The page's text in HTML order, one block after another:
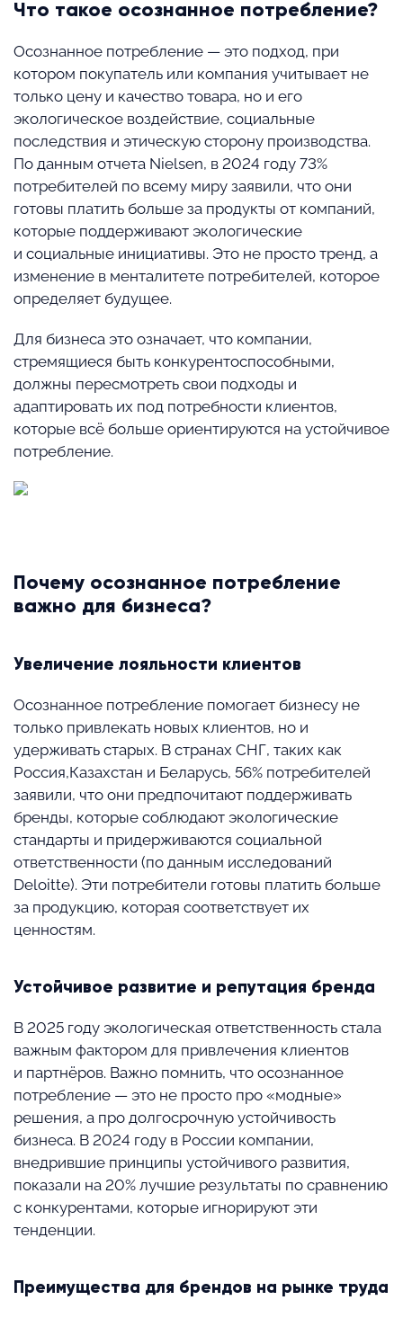
Что такое осознанное потребление?
Осознанное потребление — это подход, при
котором покупатель или компания учитывает не
только цену и качество товара, но и его
экологическое воздействие, социальные
последствия и этическую сторону производства.
По данным отчета Nielsen, в 2024 году 73%
потребителей по всему миру заявили, что они
готовы платить больше за продукты от компаний,
которые поддерживают экологические
и социальные инициативы. Это не просто тренд, а
изменение в менталитете потребителей, которое
определяет будущее.
Для бизнеса это означает, что компании,
стремящиеся быть конкурентоспособными,
должны пересмотреть свои подходы и
адаптировать их под потребности клиентов,
которые всё больше ориентируются на устойчивое
потребление.
Почему осознанное потребление
важно для бизнеса?
Увеличение лояльности клиентов
Осознанное потребление помогает бизнесу не
только привлекать новых клиентов, но и
удерживать старых. В странах СНГ, таких как
Россия,Казахстан и Беларусь, 56% потребителей
заявили, что они предпочитают поддерживать
бренды, которые соблюдают экологические
стандарты и придерживаются социальной
ответственности (по данным исследований
Deloitte). Эти потребители готовы платить больше
за продукцию, которая соответствует их
ценностям.
Устойчивое развитие и репутация бренда
В 2025 году экологическая ответственность стала
важным фактором для привлечения клиентов
и партнёров. Важно помнить, что осознанное
потребление — это не просто про «модные»
решения, а про долгосрочную устойчивость
бизнеса. В 2024 году в России компании,
внедрившие принципы устойчивого развития,
показали на 20% лучшие результаты по сравнению
с конкурентами, которые игнорируют эти
тенденции.
Преимущества для брендов на рынке труда